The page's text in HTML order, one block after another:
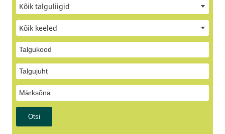
Kõik talguliigid
Kõik keeled